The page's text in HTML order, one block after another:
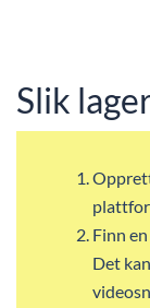
Slik
Finn
Det